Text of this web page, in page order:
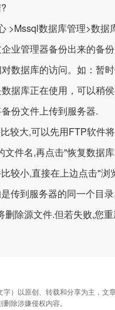
数据库管理>数据
业管理器备份出来的备
据库的访问。如：暂时
库正在使用，可以稍侯
份文件上传到服务器.
较大,可以先用FTP软件
件名,再点击"恢复数据
较小,直接在上边点击"
到服务器的同一个目录
除源文件.但若失败,您
）以原创、转载和分享为主，
除涉嫌侵权内容。